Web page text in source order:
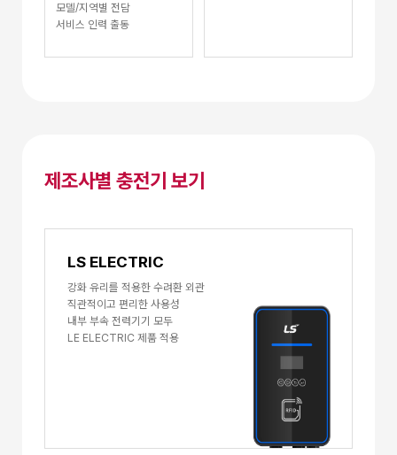
모델/지역별 전담
서비스 인력 출동
제조사별 충전기 보기
LS ELECTRIC
강화 유리를 적용한 수려환 외관
직관적이고 편리한 사용성
내부 부속 전력기기 모두
LE ELECTRIC 제품 적용